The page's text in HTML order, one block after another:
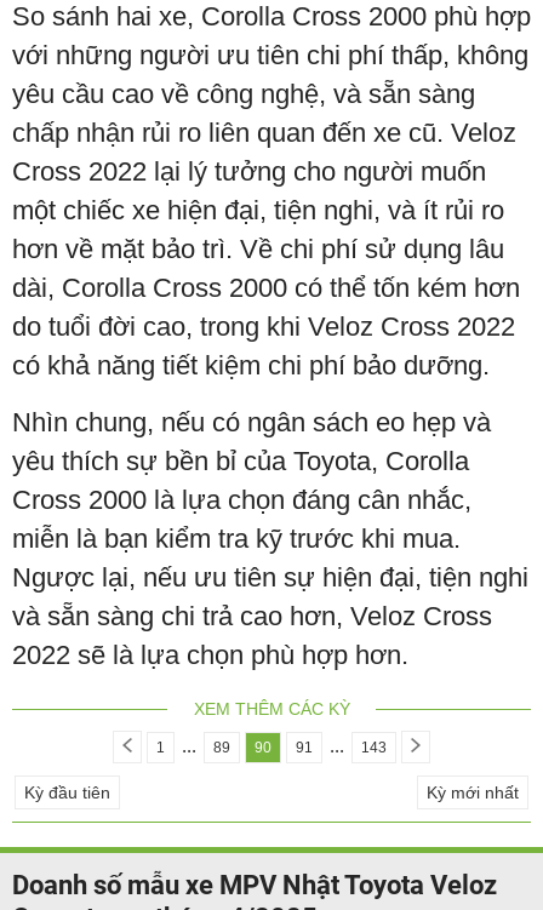
So sánh hai xe, Corolla Cross 2000 phù hợp
với những người ưu tiên chi phí thấp, không
yêu cầu cao về công nghệ, và sẵn sàng
chấp nhận rủi ro liên quan đến xe cũ. Veloz
Cross 2022 lại lý tưởng cho người muốn
một chiếc xe hiện đại, tiện nghi, và ít rủi ro
hơn về mặt bảo trì. Về chi phí sử dụng lâu
dài, Corolla Cross 2000 có thể tốn kém hơn
do tuổi đời cao, trong khi Veloz Cross 2022
có khả năng tiết kiệm chi phí bảo dưỡng.
Nhìn chung, nếu có ngân sách eo hẹp và
yêu thích sự bền bỉ của Toyota, Corolla
Cross 2000 là lựa chọn đáng cân nhắc,
miễn là bạn kiểm tra kỹ trước khi mua.
Ngược lại, nếu ưu tiên sự hiện đại, tiện nghi
và sẵn sàng chi trả cao hơn, Veloz Cross
2022 sẽ là lựa chọn phù hợp hơn.
XEM THÊM CÁC KỲ
1 ... 89 90 91 ... 143
Kỳ đầu tiên Kỳ mới nhất
Doanh số mẫu xe MPV Nhật Toyota Veloz